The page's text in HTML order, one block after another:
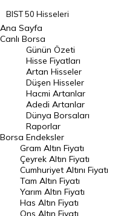
BIST 50 Hisseleri
BIST 100 Hisseleri
En Çok Artan Hisseler
En Çok Düşen Hisseler
Hacmi Artanlar
Geçmiş Kapanışlar
Dünya Borsaları
Raporlar
Endeksler
DÖVİZ
Ana Sayfa
Canlı Borsa
Borsa
Günün Özeti
Hisse Fiyatları
Artan Hisseler
Düşen Hisseler
Hacmi Artanlar
Adedi Artanlar
Dünya Borsaları
Raporlar
Endeksler
Gram Altın Fiyatı
Çeyrek Altın Fiyatı
Cumhuriyet Altını Fiyatı
Tam Altın Fiyatı
Yarım Altın Fiyatı
Has Altın Fiyatı
Ons Altın Fiyatı